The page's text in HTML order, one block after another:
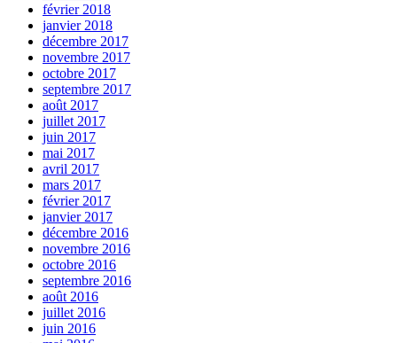
février 2018
janvier 2018
décembre 2017
novembre 2017
octobre 2017
septembre 2017
août 2017
juillet 2017
juin 2017
mai 2017
avril 2017
mars 2017
février 2017
janvier 2017
décembre 2016
novembre 2016
octobre 2016
septembre 2016
août 2016
juillet 2016
juin 2016